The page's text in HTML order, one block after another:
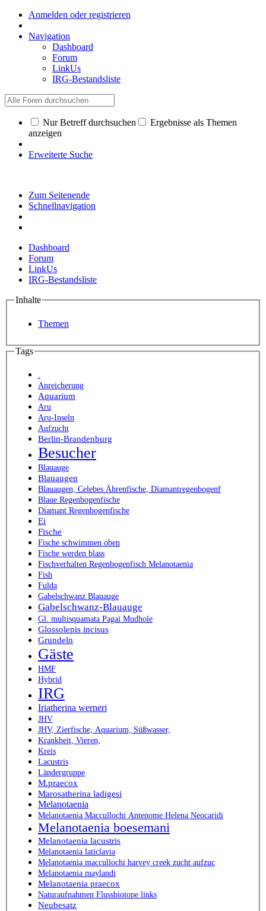
Anmelden oder registrieren
Navigation
Dashboard
Forum
LinkUs
IRG-Bestandsliste
Nur Betreff durchsuchen
Ergebnisse als Themen
anzeigen
Erweiterte Suche
Zum Seitenende
Schnellnavigation
Dashboard
Forum
LinkUs
IRG-Bestandsliste
Inhalte
Themen
Tags
.
Anreicherung
Aquarium
Aru
Aru-Inseln
Aufzucht
Berlin-Brandenburg
Besucher
Blauauge
Blauaugen
Blauaugen, Celebes Ährenfische, Diamantregenbogenf
Blaue Regenbogenfische
Diamant Regenbogenfische
Ei
Fische
Fische schwimmen oben
Fische werden blass
Fischverhalten Regenbogenfisch Melanotaenia
Fish
Fulda
Gabelschwanz Blauauge
Gabelschwanz-Blauauge
Gl. multisquamata Pagai Mudhole
Glossolepis incisus
Grundeln
Gäste
HMF
Hybrid
IRG
Iriatherina werneri
JHV
JHV, Zierfische, Aquarium, Süßwasser,
Krankheit, Vieren,
Kreis
Lacustris
Ländergruppe
M.praecox
Marosatherina ladigesi
Melanotaenia
Melanotaenia Maccullochi Antenome Helena Neocaridi
Melanotaenia boesemani
Melanotaenia lacustris
Melanotaenia laticlavia
Melanotaenia maccullochi harvey creek zucht aufzuc
Melanotaenia maylandi
Melanotaenia praecox
Naturaufnahmen Flussbiotope links
Neubesatz